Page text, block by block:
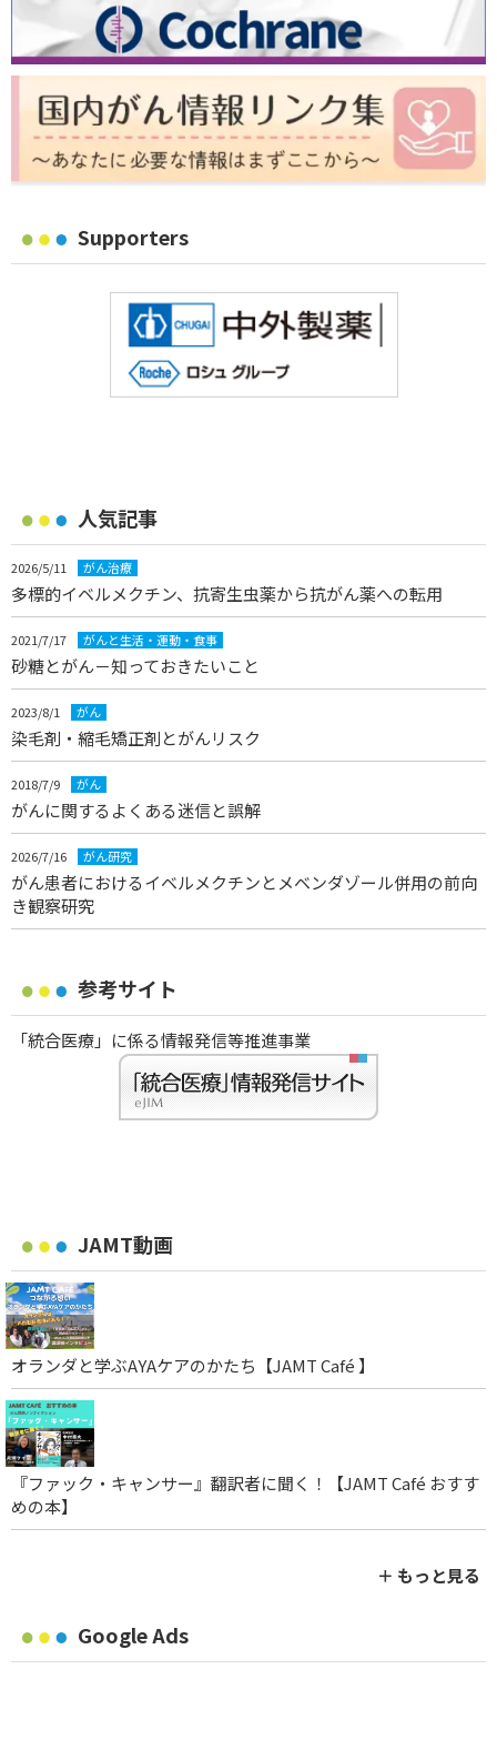
Supporters
人気記事
2026/5/11 がん治療
多標的イベルメクチン、抗寄生虫薬から抗がん薬への転用
2021/7/17 がんと生活・運動・食事
砂糖とがん－知っておきたいこと
2023/8/1 がん
染毛剤・縮毛矯正剤とがんリスク
2018/7/9 がん
がんに関するよくある迷信と誤解
2026/7/16 がん研究
がん患者におけるイベルメクチンとメベンダゾール併用の前向
き観察研究
参考サイト
「統合医療」に係る情報発信等推進事業
JAMT動画
オランダと学ぶAYAケアのかたち【JAMT Café 】
『ファック・キャンサー』翻訳者に聞く！【JAMT Café おすす
めの本】
＋ もっと見る
Google Ads